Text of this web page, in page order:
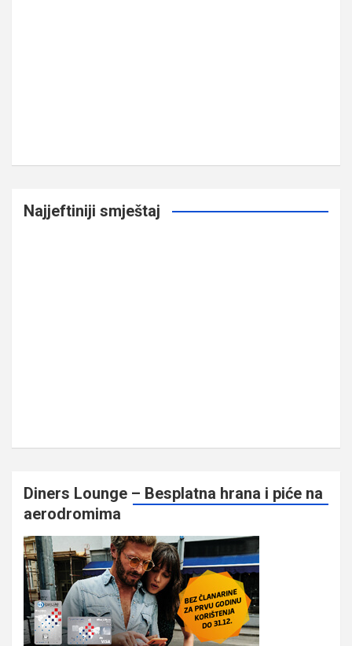
Najjeftiniji smještaj
Diners Lounge – Besplatna hrana i piće na
aerodromima